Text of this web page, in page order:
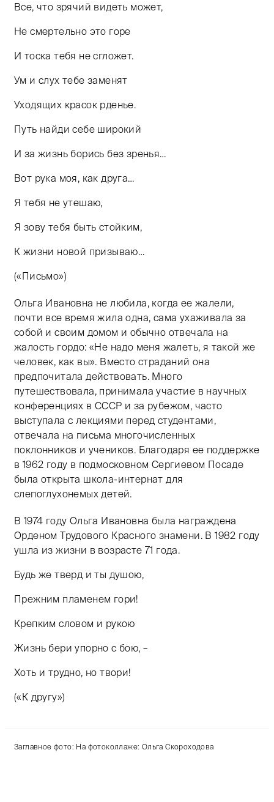
Все, что зрячий видеть может,
Не смертельно это горе
И тоска тебя не сгложет.
Ум и слух тебе заменят
Уходящих красок рденье.
Путь найди себе широкий
И за жизнь борись без зренья…
Вот рука моя, как друга…
Я тебя не утешаю,
Я зову тебя быть стойким,
К жизни новой призываю…
(«Письмо»)
Ольга Ивановна не любила, когда ее жалели,
почти все время жила одна, сама ухаживала за
собой и своим домом и обычно отвечала на
жалость гордо: «Не надо меня жалеть, я такой же
человек, как вы». Вместо страданий она
предпочитала действовать. Много
путешествовала, принимала участие в научных
конференциях в СССР и за рубежом, часто
выступала с лекциями перед студентами,
отвечала на письма многочисленных
поклонников и учеников. Благодаря ее поддержке
в 1962 году в подмосковном Сергиевом Посаде
была открыта школа-интернат для
слепоглухонемых детей.
В 1974 году Ольга Ивановна была награждена
Орденом Трудового Красного знамени. В 1982 году
ушла из жизни в возрасте 71 года.
Будь же тверд и ты душою,
Прежним пламенем гори!
Крепким словом и рукою
Жизнь бери упорно с бою, –
Хоть и трудно, но твори!
(«К другу»)
Заглавное фото: На фотоколлаже: Ольга Скороходова